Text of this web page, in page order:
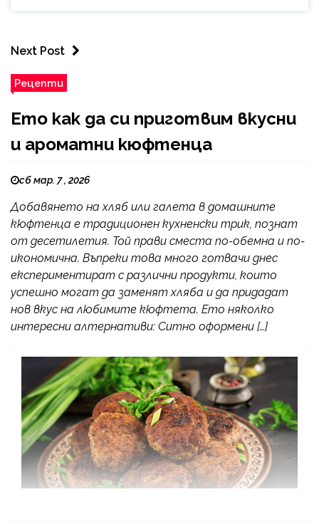
Next Post
Рецепти
Ето как да си приготвим вкусни
и ароматни кюфтенца
сб мар. 7 , 2026
Добавянето на хляб или галета в домашните
кюфтенца е традиционен кухненски трик, познат
от десетилетия. Той прави сместа по-обемна и по-
икономична. Въпреки това много готвачи днес
експериментират с различни продукти, които
успешно могат да заменят хляба и да придадат
нов вкус на любимите кюфтета. Ето няколко
интересни алтернативи: Ситно оформени […]